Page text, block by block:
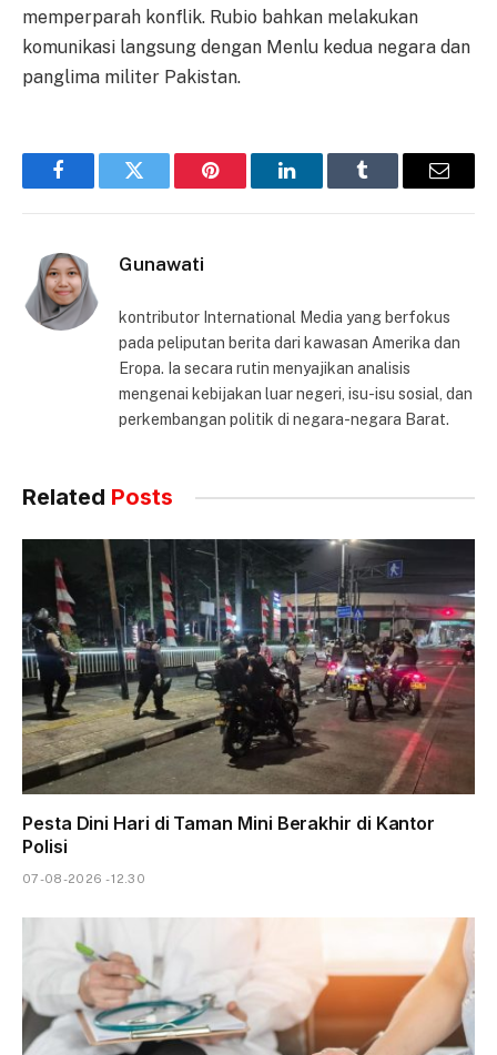
memperparah konflik. Rubio bahkan melakukan
komunikasi langsung dengan Menlu kedua negara dan
panglima militer Pakistan.
FacebookTwitter Pinterest LinkedInTumblr Email
Gunawati
kontributor International Media yang berfokus
pada peliputan berita dari kawasan Amerika dan
Eropa. Ia secara rutin menyajikan analisis
mengenai kebijakan luar negeri, isu-isu sosial, dan
perkembangan politik di negara-negara Barat.
Related Posts
Pesta Dini Hari di Taman Mini Berakhir di Kantor
Polisi
07-08-2026 - 12.30